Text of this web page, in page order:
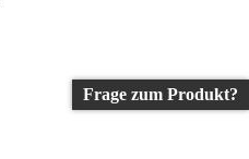
Frage zum Produkt?